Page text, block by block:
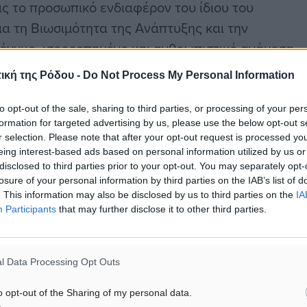
της Ρόδου - Do Not Process My Personal Information
opt-out of the sale, sharing to third parties, or processing of your
for targeted advertising by us, please use the below opt-out
selection. Please note that after your opt-out request is processed
interest-based ads based on personal information utilized by us
to third parties prior to your opt-out. You may separately
of your personal information by third parties on the IAB’s list of
This information may also be disclosed by us to third parties on the
Participants that may further disclose it to other third parties.
Data Processing Opt Outs
opt-out of the Sharing of my personal data.
το προσωπικό ενδιαφέρον του ίδιου του
τη Βιωσιμότητα της Ανάπτυξης και την
ισορροπημένο και ανθρωπιστικό ανάμεσα
είναι 884 σελίδες, με 2.074 αναλυτικές
του Έρευνας στη Νομική Σχολή της
Ευρωπαϊκό Οργανισμό Δημοσίου Δικαίου
#Αθήνα